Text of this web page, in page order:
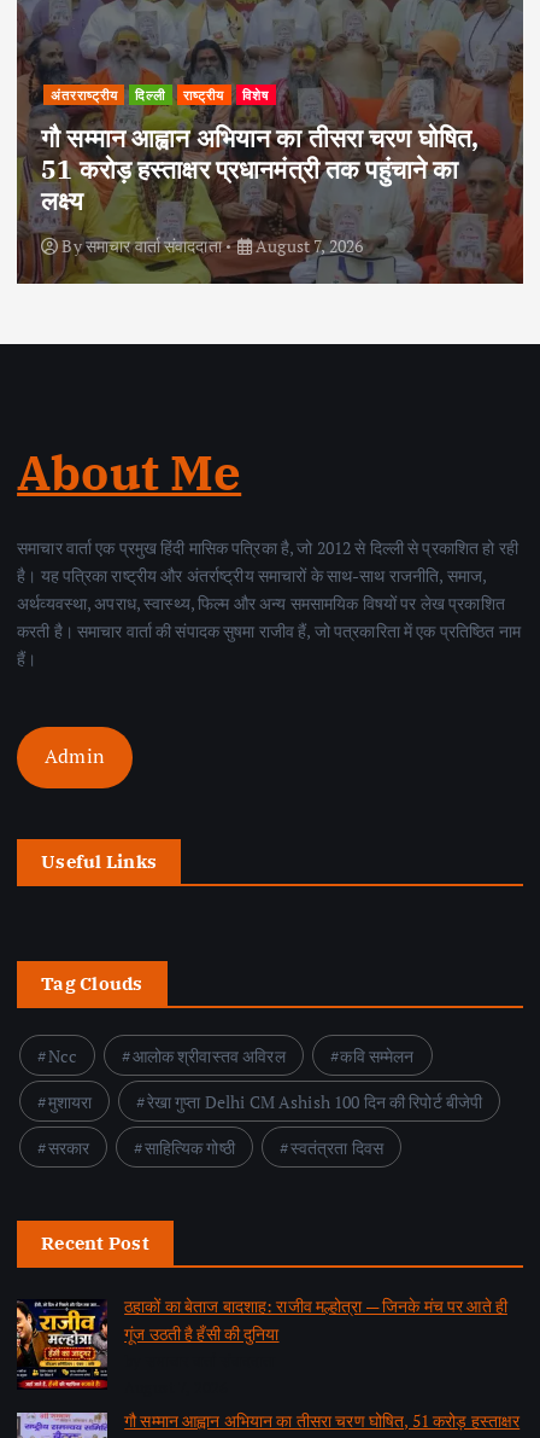
अपराध दिल्ली राष्ट्रीय
दोहरे हत्याकांड का वांछित आरोपी क्राइम ब्रांच के
हत्थे चढ़ा, नौ आपराधिक मामलों में रहा है शामिल
Byसमाचार वार्ता संवाददाता August 6, 2026
About Me
समाचार वार्ता एक प्रमुख हिंदी मासिक पत्रिका है, जो 2012 से दिल्ली से प्रकाशित हो रही
है। यह पत्रिका राष्ट्रीय और अंतर्राष्ट्रीय समाचारों के साथ-साथ राजनीति, समाज,
अर्थव्यवस्था, अपराध, स्वास्थ्य, फिल्म और अन्य समसामयिक विषयों पर लेख प्रकाशित
करती है। समाचार वार्ता की संपादक सुषमा राजीव हैं, जो पत्रकारिता में एक प्रतिष्ठित नाम
हैं।
Admin
Useful Links
Tag Clouds
Ncc आलोक श्रीवास्तव अविरल
कवि सम्मेलन
मुशायरा
रेखा गुप्ता Delhi CM Ashish 100 दिन की रिपोर्ट बीजेपी
सरकार
साहित्यिक गोष्ठी स्वतंत्रता दिवस
Recent Post
ठहाकों का बेताज बादशाह: राजीव मल्होत्रा — जिनके मंच पर आते ही
गूंज उठती है हँसी की दुनिया
गौ सम्मान आह्वान अभियान का तीसरा चरण घोषित, 51 करोड़ हस्ताक्षर